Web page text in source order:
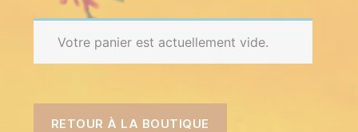
Votre panier est actuellement vide.
RETOUR À LA BOUTIQUE